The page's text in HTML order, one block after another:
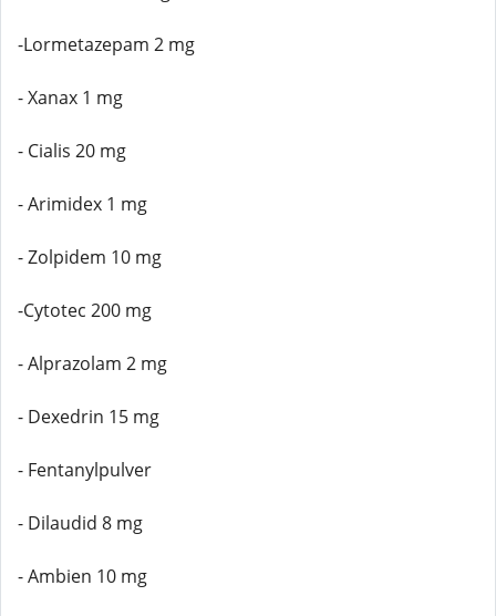
-Lormetazepam 2 mg
- Xanax 1 mg
- Cialis 20 mg
- Arimidex 1 mg
- Zolpidem 10 mg
-Cytotec 200 mg
- Alprazolam 2 mg
- Dexedrin 15 mg
- Fentanylpulver
- Dilaudid 8 mg
- Ambien 10 mg